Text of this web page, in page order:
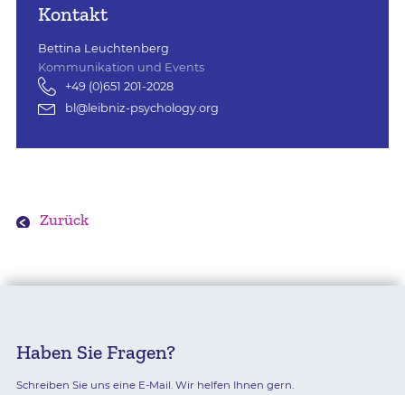
Kontakt
Bettina Leuchtenberg
Kommunikation und Events
+49 (0)651 201-2028
bl@leibniz-psychology.org
Zurück
Haben Sie Fragen?
Schreiben Sie uns eine E-Mail. Wir helfen Ihnen gern.